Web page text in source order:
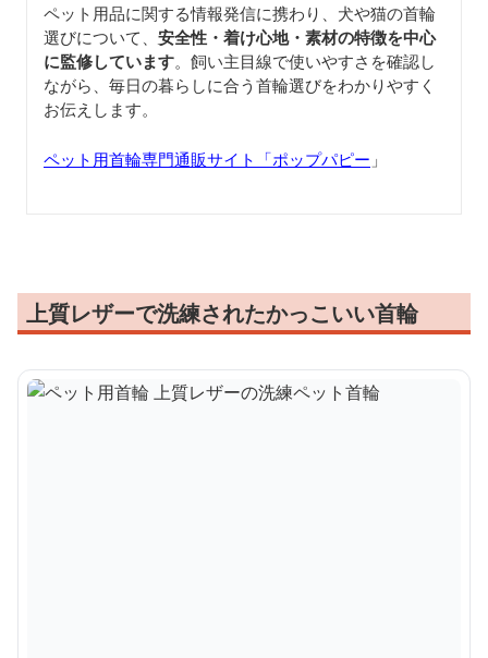
ペット用品に関する情報発信に携わり、犬や猫の首輪
選びについて、 安全性・着け心地・素材の特徴を中心
に監修しています。飼い主目線で使いやすさを確認し
ながら、毎日の暮らしに合う首輪選びをわかりやすく
お伝えします。
ペット用首輪専門通販サイト「ポップパピー 」
上質レザーで洗練されたかっこいい首輪